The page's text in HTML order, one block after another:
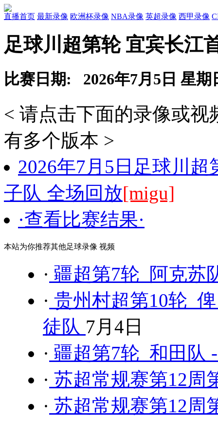
直播首页 最新录像 欧洲杯录像 NBA录像 英超录像 西甲录像
足球川超第轮 宜宾长江
比赛日期: 2026年7月5日 星期
< 请点击下面的录像或
有多个版本 >
2026年7月5日足球川
子队 全场回放[migu]
·查看比赛结果·
本站为你推荐其他足球录像 视频
· 疆超第7轮 阿克苏
· 贵州村超第10轮
徒队 7月4日
· 疆超第7轮 和田队
· 苏超常规赛第12
· 苏超常规赛第12